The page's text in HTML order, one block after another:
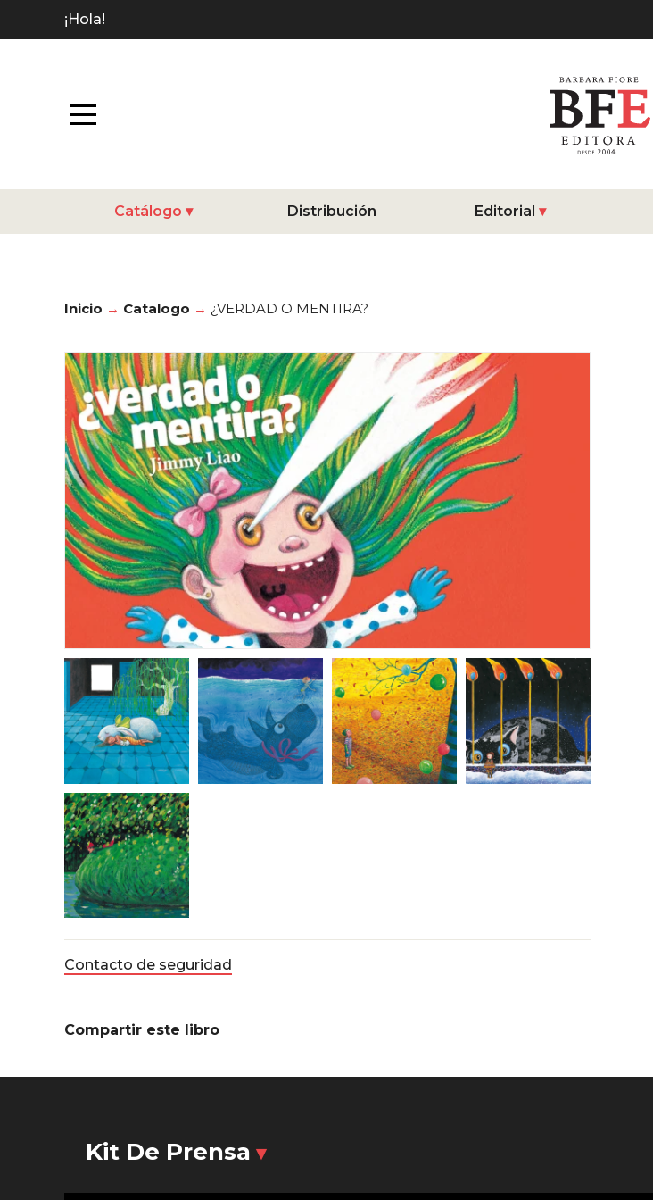
¡Hola!
Catálogo Distribución Editorial
Inicio Catalogo ¿VERDAD O MENTIRA?
Contacto de seguridad
Compartir este libro
Kit De Prensa